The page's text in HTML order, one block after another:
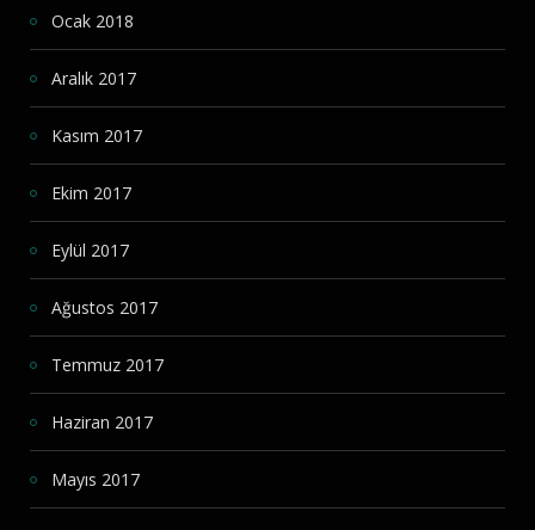
Ocak 2018
Aralık 2017
Kasım 2017
Ekim 2017
Eylül 2017
Ağustos 2017
Temmuz 2017
Haziran 2017
Mayıs 2017